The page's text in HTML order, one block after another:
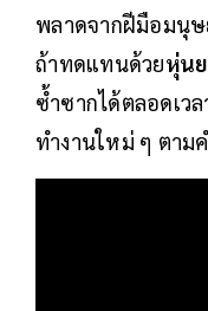
พลาดจากฝีมือมนุษ
ถ้าทดแทนด้วยหุ่น
ซ้ำซากได้ตลอดเว
ทำงานใหม่ ๆ ตาม